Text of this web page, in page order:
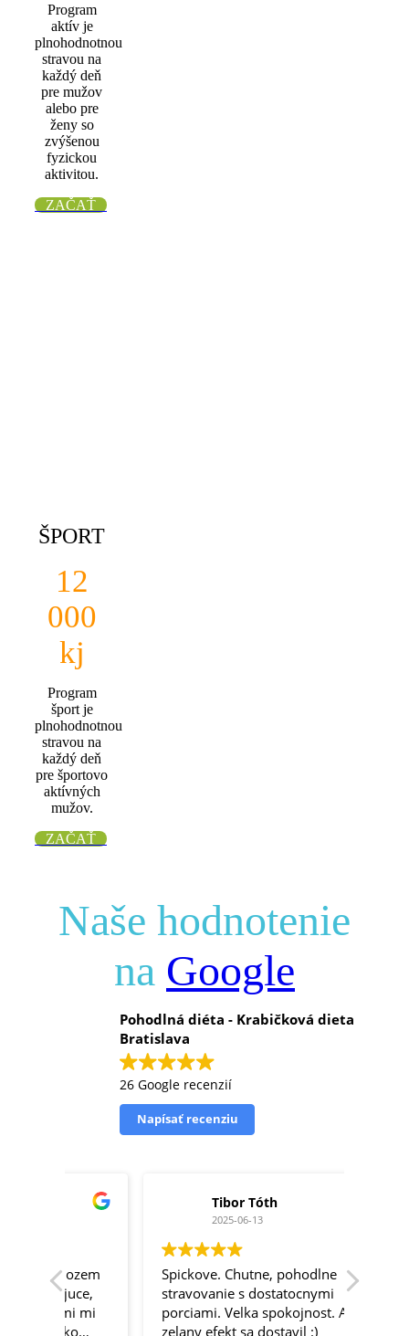
Program
aktív je
plnohodnotnou
stravou na
každý deň
pre mužov
alebo pre
ženy so
zvýšenou
fyzickou
aktivitou.
ZAČAŤ
ŠPORT
12
000
kj
Program
šport je
plnohodnotnou
stravou na
každý deň
pre športovo
aktívných
mužov.
ZAČAŤ
Naše hodnotenie
na Google
Pohodlná diéta - Krabičková dieta
Bratislava
26 Google recenzií
Napísať recenziu
Spickove. Chutne, pohodlne
stravovanie s dostatocnymi
porciami. Velka spokojnost. Aj
zelany efekt sa dostavil :)